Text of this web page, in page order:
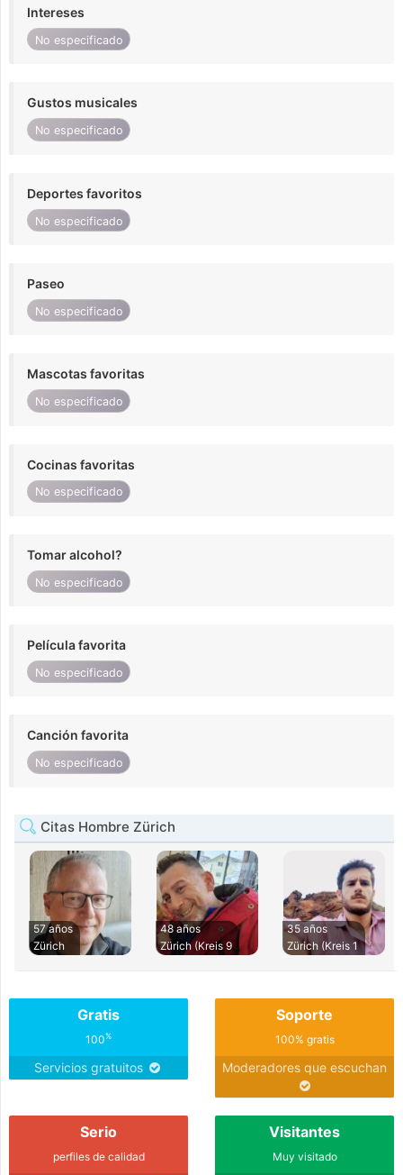
Intereses
No especificado
Gustos musicales
No especificado
Deportes favoritos
No especificado
Paseo
No especificado
Mascotas favoritas
No especificado
Cocinas favoritas
No especificado
Tomar alcohol?
No especificado
Película favorita
No especificado
Canción favorita
No especificado
Citas Hombre Zürich
57 años
Zürich
48 años
Zürich (Kreis 9
35 años
Zürich (Kreis 1
Gratis
100%
Servicios gratuitos
Soporte
100% gratis
Moderadores que escuchan
Serio
perfiles de calidad
Visitantes
Muy visitado